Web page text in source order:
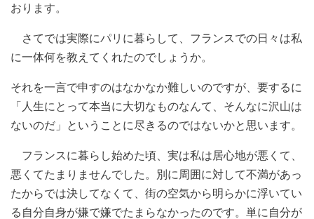
おります。
さてでは実際にパリに暮らして、フランスでの日々は私
に一体何を教えてくれたのでしょうか。
それを一言で申すのはなかなか難しいのですが、要するに
「人生にとって本当に大切なものなんて、そんなに沢山は
ないのだ」ということに尽きるのではないかと思います。
フランスに暮らし始めた頃、実は私は居心地が悪くて、
悪くてたまりませんでした。別に周囲に対して不満があっ
たからでは決してなくて、街の空気から明らかに浮いてい
る自分自身が嫌で嫌でたまらなかったのです。単に自分が